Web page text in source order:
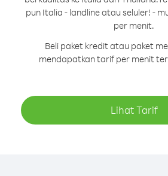
pun Italia - landline atau seluler! -
per menit.
Beli paket kredit atau paket
mendapatkan tarif per menit
Lihat Tarif